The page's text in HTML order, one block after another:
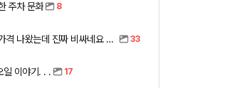
주차 문화 8
아반떼 풀체인지 가격 나왔는데 진짜 비싸네요 ㅎㅎ 33
일 이야기. . . 17